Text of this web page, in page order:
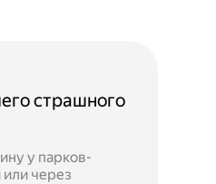
страшного
у парков-
через